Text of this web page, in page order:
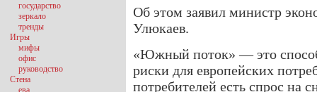
Об этом заявил министр
Улюкаев.
«Южный поток» — это способ
риски для европейских
потребителей есть спрос на
государство
зеркало
тренды
Игры
мифы
офис
руководство
Стена
ева